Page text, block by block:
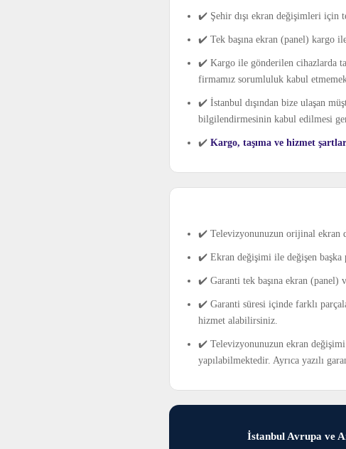
✔️ Şehir dışı ekran değişimleri için
✔️ Tek başına ekran (panel) kargo
✔️ Kargo ile gönderilen cihazlarda
firmamız sorumluluk kabul
✔️ İstanbul dışından bize ulaşan
bilgilendirmesinin kabul edilmesi
✔️ Kargo, taşıma ve hizmet
✔️ Televizyonunuzun orijinal ekran
✔️ Ekran değişimi ile değişen başka
✔️ Garanti tek başına ekran (panel)
✔️ Garanti süresi içinde farklı
hizmet alabilirsiniz.
✔️ Televizyonunuzun ekran
yapılabilmektedir. Ayrıca yazılı
İstanbul Avrupa ve